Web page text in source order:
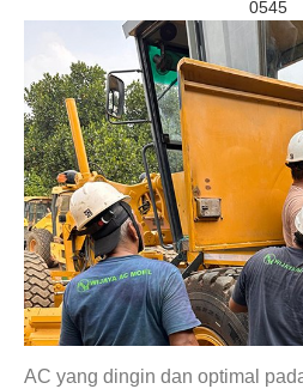
0545
AC yang dingin dan optimal